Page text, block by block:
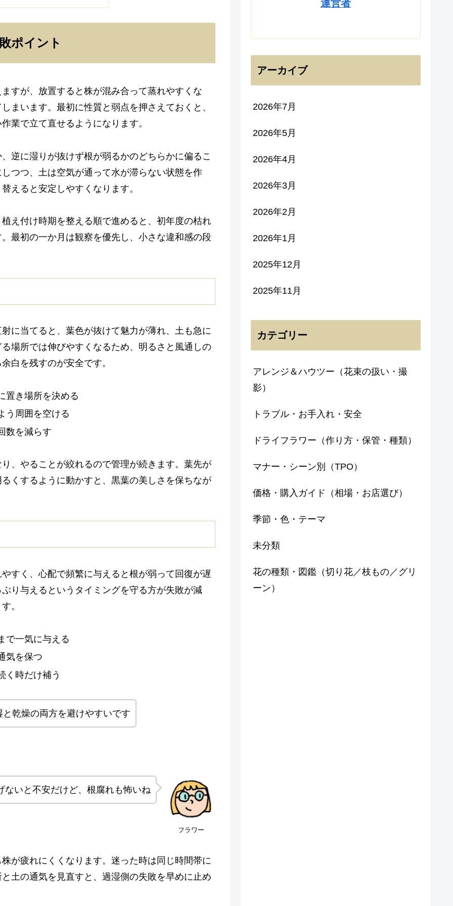
ポイント
すが、放置すると株が混み合って蒸れやすくな
まいます。最初に性質と弱点を押さえておくと、
業で立て直せるようになります。
逆に湿りが抜けず根が弱るかのどちらかに偏るこ
つつ、土は空気が通って水が滞らない状態を作
えると安定しやすくなります。
え付け時期を整える順で進めると、初年度の枯れ
最初の一か月は観察を優先し、小さな違和感の段
に当てると、葉色が抜けて魅力が薄れ、土も急に
場所では伸びやすくなるため、明るさと風通しの
白を残すのが安全です。
置き場所を決める
う周囲を空ける
数を減らす
、やることが絞れるので管理が続きます。葉先が
くするように動かすと、黒葉の美しさを保ちなが
すく、心配で頻繁に与えると根が弱って回復が遅
り与えるというタイミングを守る方が失敗が減
。
で一気に与える
気を保つ
く時だけ補う
乾燥の両方を避けやすいです
フラワー
ないと不安だけど、根腐れも怖いね
が疲れにくくなります。迷った時は同じ時間帯に
土の通気を見直すと、過湿側の失敗を早めに止め
運営者
アーカイブ
2026年7月
2026年5月
2026年4月
2026年3月
2026年2月
2026年1月
2025年12月
2025年11月
カテゴリー
アレンジ＆ハウツー（花束の扱い・撮
影）
トラブル・お手入れ・安全
ドライフラワー（作り方・保管・種類）
マナー・シーン別（TPO）
価格・購入ガイド（相場・お店選び）
季節・色・テーマ
未分類
花の種類・図鑑（切り花／枝もの／グリ
ーン）